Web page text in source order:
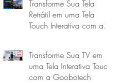
Transforme Sua Tela
Retrátil em uma Tela
Touch Interativa com a
Transforme Sua TV em
uma Tela Interativa Touch
com a Goobotech